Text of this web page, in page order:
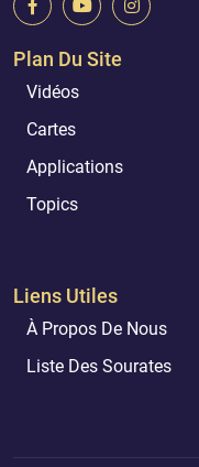
Plan Du Site
Vidéos
Cartes
Applications
Topics
Liens Utiles
À Propos De Nous
Liste Des Sourates